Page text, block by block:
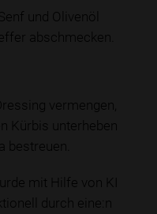
und Olivenöl
abschmecken.
vermengen,
Kürbis unterheben
bestreuen.
mit Hilfe von KI
durch eine:n